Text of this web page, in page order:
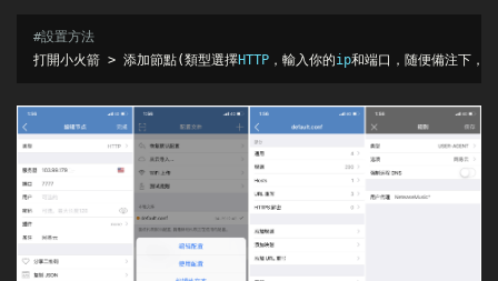
#設置方法
打開小火箭 > 添加節點(類型選擇HTTP ，輸入你的ip和端口，随便備注下，